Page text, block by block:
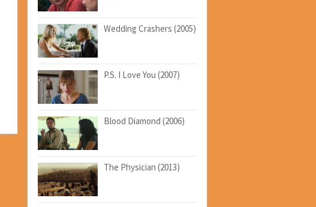
Wedding Crashers (2005)
P.S. I Love You (2007)
Blood Diamond (2006)
The Physician (2013)